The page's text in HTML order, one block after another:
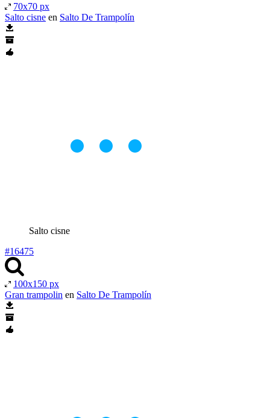
70x70 px
Salto cisne en Salto De Trampolín
Salto cisne
#16475
100x150 px
Gran trampolin en Salto De Trampolín